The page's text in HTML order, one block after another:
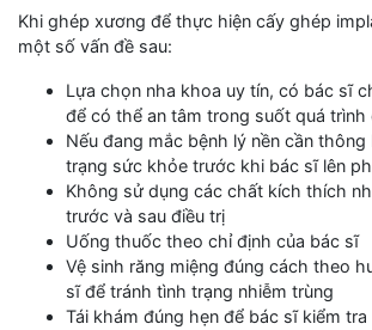
Khi ghép xương để thực hiện cấy ghép
một số vấn đề sau:
Lựa chọn nha khoa uy tín, có bác sĩ
để có thể an tâm trong suốt quá trình
Nếu đang mắc bệnh lý nền cần
trạng sức khỏe trước khi bác sĩ lên
Không sử dụng các chất kích thích
trước và sau điều trị
Uống thuốc theo chỉ định của bác sĩ
Vệ sinh răng miệng đúng cách theo
sĩ để tránh tình trạng nhiễm trùng
Tái khám đúng hẹn để bác sĩ kiểm